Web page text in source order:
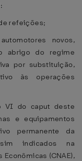
refeições;
novos,
abrigo do regime
por substituição,
às operações
VI do caput deste
e equipamentos
permanente da
indicados na
(CNAE),